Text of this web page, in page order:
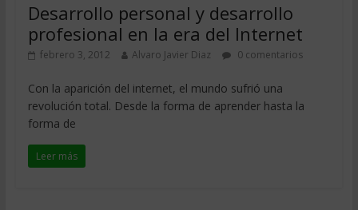
Desarrollo personal y desarrollo
profesional en la era del Internet
febrero 3, 2012 Alvaro Javier Diaz 0 comentarios
Con la aparición del internet, el mundo sufrió una
revolución total. Desde la forma de aprender hasta la
forma de
Leer más